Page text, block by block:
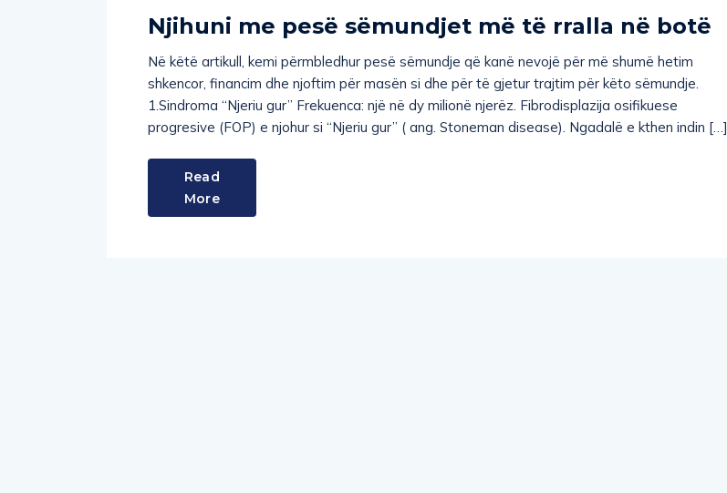
Njihuni me pesë sëmundjet më të rralla në botë
Në këtë artikull, kemi përmbledhur pesë sëmundje që kanë nevojë për më shumë hetim
shkencor, financim dhe njoftim për masën si dhe për të gjetur trajtim për këto sëmundje.
1.Sindroma “Njeriu gur” Frekuenca: një në dy milionë njerëz. Fibrodisplazija osifikuese
progresive (FOP) e njohur si “Njeriu gur” ( ang. Stoneman disease). Ngadalë e kthen indin […]
Read
More